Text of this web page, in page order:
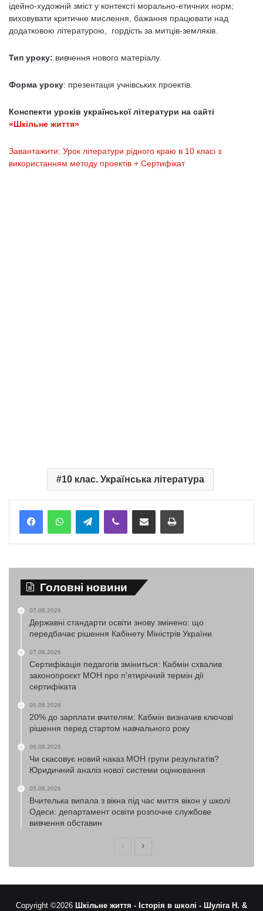
ідейно-художній зміст у контексті морально-етичних норм;
виховувати критичне мислення, бажання працювати над
додатковою літературою, гордість за митців-земляків.
Тип уроку: вивчення нового матеріалу.
Форма уроку: презентація учнівських проектів.
Конспекти уроків української літератури на сайті
«Шкільне життя»
Завантажити: Урок літератури рідного краю в 10 класі з
використанням методу проектів + Сертифікат
10 клас. Українська література
TelegramViber Надіслати електронною поштоюНадрукувати
Головні новини
07.08.2026
Державні стандарти освіти знову змінено: що
передбачає рішення Кабінету Міністрів України
07.08.2026
Сертифікація педагогів зміниться: Кабмін схвалив
законопроєкт МОН про п’ятирічний термін дії
сертифіката
06.08.2026
20% до зарплати вчителям: Кабмін визначив ключові
рішення перед стартом навчального року
06.08.2026
Чи скасовує новий наказ МОН групи результатів?
Юридичний аналіз нової системи оцінювання
05.08.2026
Вчителька випала з вікна під час миття вікон у школі
Одеси: департамент освіти розпочне службове
вивчення обставин
ПопередняНаступна
Copyright ©2026 Шкільне життя - Історія в школі - Шуліга Н. &